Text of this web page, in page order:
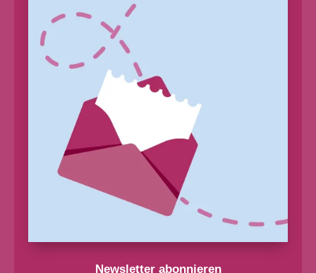
Newsletter abonnieren